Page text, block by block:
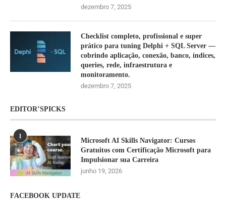
dezembro 7, 2025
Checklist completo, profissional e super
prático para tuning Delphi + SQL Server —
cobrindo aplicação, conexão, banco, índices,
queries, rede, infraestrutura e
monitoramento.
dezembro 7, 2025
EDITOR’SPICKS
1
Microsoft AI Skills Navigator: Cursos
Gratuitos com Certificação Microsoft para
Impulsionar sua Carreira
junho 19, 2026
FACEBOOK UPDATE